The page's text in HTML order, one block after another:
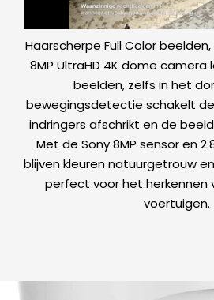
Haarscherpe Full Color
8MP UltraHD 4K dome
beelden, zelfs in het
bewegingsdetectie schakelt
indringers afschrikt en de
Met de Sony 8MP sensor en
blijven kleuren natuurgetrouw
perfect voor het herkennen
voertuigen.